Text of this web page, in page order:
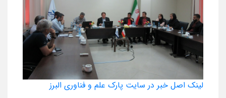
لینک اصل خبر در سایت پارک علم و فناوری البرز